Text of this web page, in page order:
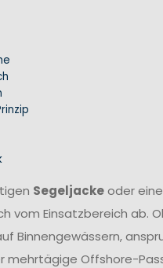
Segeljackeoder
vom Einsatzbereich ab.
Binnengewässern,
mehrtägige Offshore-